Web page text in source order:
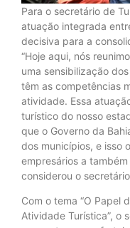
Para o secretário de
atuação integrada
decisiva para a
“Hoje aqui, nós
uma sensibilização
têm as competências
atividade. Essa
turístico do nosso
que o Governo da
dos municípios, e isso
empresários a
considerou o
Com o tema “O Papel
Atividade Turística”, o